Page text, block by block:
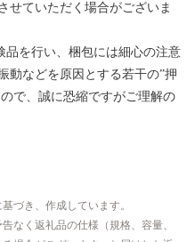
せていただく場合がございま
品を行い、梱包には細心の注意
動などを原因とする若干の”押
で、誠に恐縮ですがご理解の
づき、作成しています。
なく返礼品の仕様（規格、容量、